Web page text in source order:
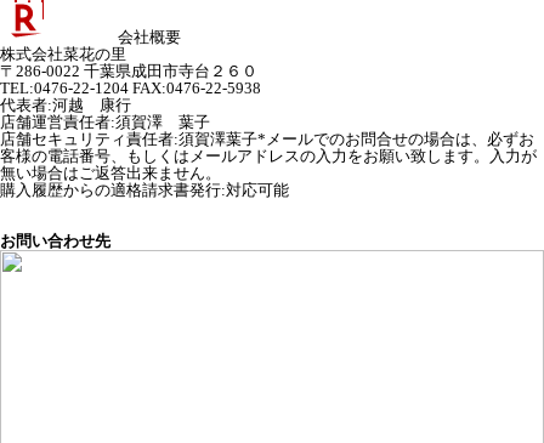
会社概要
株式会社菜花の里
〒286-0022 千葉県成田市寺台２６０
TEL:0476-22-1204 FAX:0476-22-5938
代表者:河越 康行
店舗運営責任者:須賀澤 葉子
店舗セキュリティ責任者:須賀澤葉子*メールでのお問合せの場合は、必ずお
客様の電話番号、もしくはメールアドレスの入力をお願い致します。入力が
無い場合はご返答出来ません。
購入履歴からの適格請求書発行:対応可能
お問い合わせ先